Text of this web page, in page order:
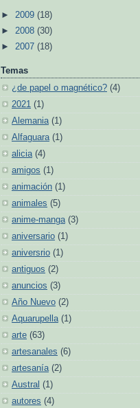
► 2009 (18)
► 2008 (30)
► 2007 (18)
Temas
¿de papel o magnético? (4)
2021 (1)
Alemania (1)
Alfaguara (1)
alicia (4)
amigos (1)
animación (1)
animales (5)
anime-manga (3)
aniversario (1)
aniversrio (1)
antiguos (2)
anuncios (3)
Año Nuevo (2)
Aquarupella (1)
arte (63)
artesanales (6)
artesanía (2)
Austral (1)
autores (4)